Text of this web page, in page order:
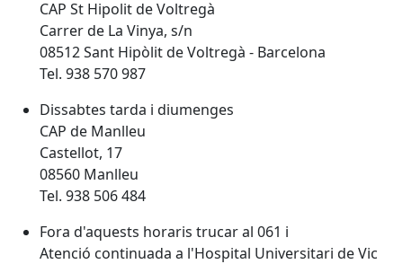
CAP St Hipolit de Voltregà
Carrer de La Vinya, s/n
08512 Sant Hipòlit de Voltregà - Barcelona
Tel. 938 570 987
Dissabtes tarda i diumenges
CAP de Manlleu
​Castellot, 17
08560 Manlleu ​
​Tel. 938 506 484
Fora d'aquests horaris trucar al 061 i
Atenció continuada a l'Hospital Universitari de Vic ​